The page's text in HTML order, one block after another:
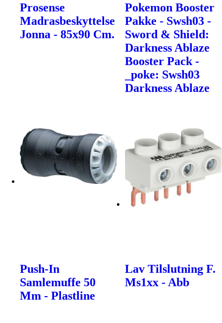
Prosense
Madrasbeskyttelse
Jonna - 85x90 Cm.
Pokemon Booster
Pakke - Swsh03 -
Sword & Shield:
Darkness Ablaze
Booster Pack -
_poke: Swsh03
Darkness Ablaze
Push-In
Samlemuffe 50
Mm - Plastline
Lav Tilslutning F.
Ms1xx - Abb